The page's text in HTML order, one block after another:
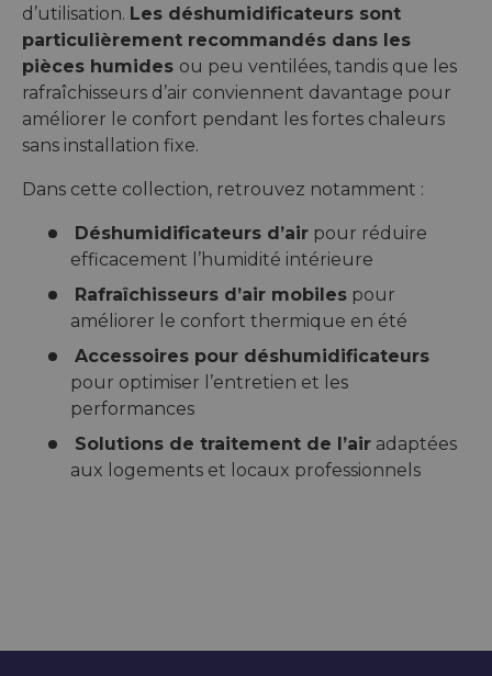
d’utilisation. Les déshumidificateurs sont
particulièrement recommandés dans les
pièces humides ou peu ventilées, tandis que les
rafraîchisseurs d’air conviennent davantage pour
améliorer le confort pendant les fortes chaleurs
sans installation fixe.
Dans cette collection, retrouvez notamment :
Déshumidificateurs d’air pour réduire
efficacement l’humidité intérieure
Rafraîchisseurs d’air mobiles pour
améliorer le confort thermique en été
Accessoires pour déshumidificateurs
pour optimiser l’entretien et les
performances
Solutions de traitement de l’air adaptées
aux logements et locaux professionnels